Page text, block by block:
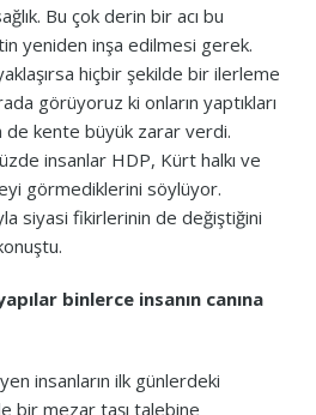
Bu çok derin bir acı bu
yeniden inşa edilmesi gerek.
hiçbir şekilde bir ilerleme
görüyoruz ki onların yaptıkları
de kente büyük zarar verdi.
insanlar HDP, Kürt halkı ve
görmediklerini söylüyor.
siyasi fikirlerinin de değiştiğini
binlerce insanın canına
insanların ilk günlerdeki
bir mezar taşı talebine